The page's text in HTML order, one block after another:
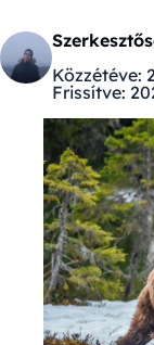
Közzétéve:
Frissítve: